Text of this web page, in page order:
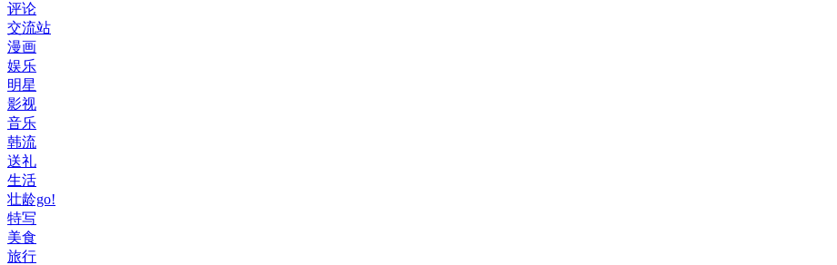
评论
交流站
漫画
娱乐
明星
影视
音乐
韩流
送礼
生活
壮龄go!
特写
美食
旅行